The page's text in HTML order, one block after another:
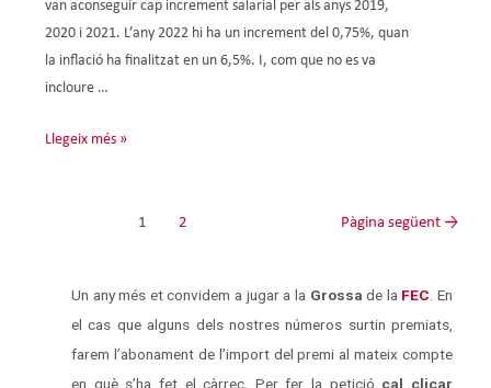
van aconseguir cap increment salarial per als anys 2019,
2020 i 2021. L’any 2022 hi ha un increment del 0,75%, quan
la inflació ha finalitzat en un 6,5%. I, com que no es va
incloure …
Llegeix més »
1 2 Pàgina següent →
Un any més et convidem a jugar a la Grossa de la FEC. En
el cas que alguns dels nostres números surtin premiats,
farem l’abonament de l’import del premi al mateix compte
en què s’ha fet el càrrec. Per fer la petició cal clicar